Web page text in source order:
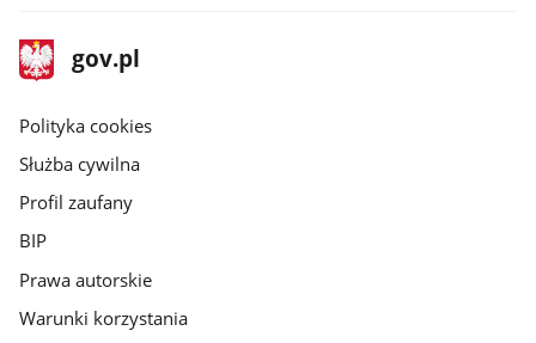
stopka
gov.pl
Strona
gov.pl
gov.pl
Polityka cookies
Służba cywilna
Profil zaufany
BIP
Prawa autorskie
Warunki korzystania